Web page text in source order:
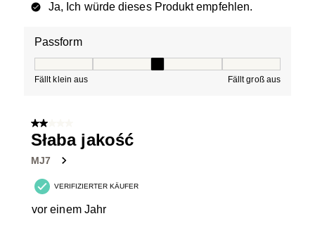
Ja, Ich würde dieses Produkt empfehlen.
Passform
Fällt klein aus Fällt groß aus
2 von 5 Sternen.
Słaba jakość
MJ7
VERIFIZIERTER KÄUFER
vor einem Jahr